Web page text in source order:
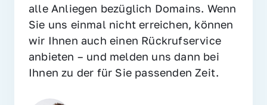
alle Anliegen bezüglich Domains. Wenn
Sie uns einmal nicht erreichen, können
wir Ihnen auch einen Rückrufservice
anbieten – und melden uns dann bei
Ihnen zu der für Sie passenden Zeit.